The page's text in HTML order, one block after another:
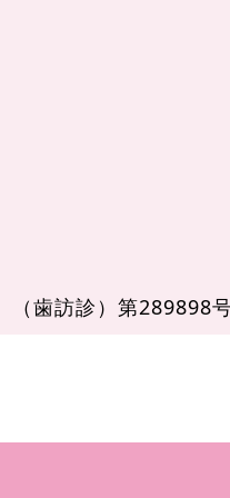
（歯訪診）第289898